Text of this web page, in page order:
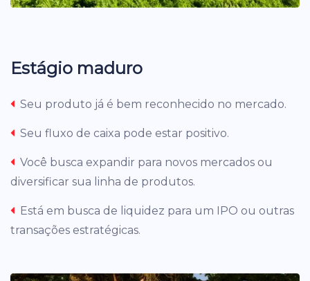
Estágio maduro
Seu produto já é bem reconhecido no mercado.
Seu fluxo de caixa pode estar positivo.
Você busca expandir para novos mercados ou
diversificar sua linha de produtos.
Está em busca de liquidez para um IPO ou outras
transações estratégicas.